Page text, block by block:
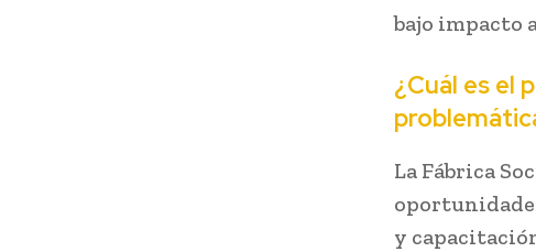
bajo impacto
¿Cuál es el
La Fábrica
y